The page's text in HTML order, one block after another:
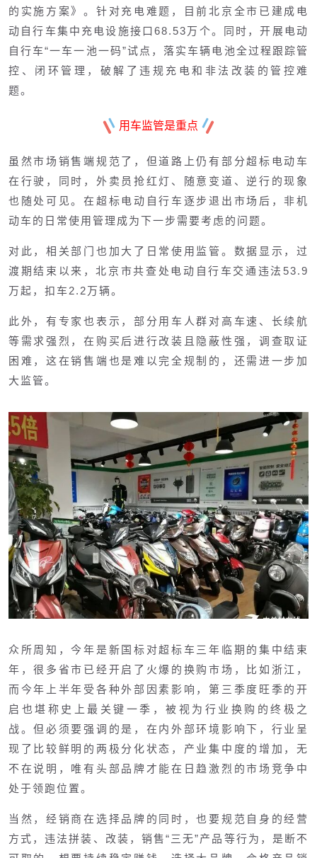
的实施方案》。针对充电难题，目前北京全市已建成电
动自行车集中充电设施接口68.53万个。同时，开展电动
自行车“一车一池一码”试点，落实车辆电池全过程跟踪管
控、闭环管理，破解了违规充电和非法改装的管控难
题。
用车监管是重点
虽然市场销售端规范了，但道路上仍有部分超标电动车
在行驶，同时，外卖员抢红灯、随意变道、逆行的现象
也随处可见。在超标电动自行车逐步退出市场后，非机
动车的日常使用管理成为下一步需要考虑的问题。
对此，相关部门也加大了日常使用监管。数据显示，过
渡期结束以来，北京市共查处电动自行车交通违法53.9
万起，扣车2.2万辆。
此外，有专家也表示，部分用车人群对高车速、长续航
等需求强烈，在购买后进行改装且隐蔽性强，调查取证
困难，这在销售端也是难以完全规制的，还需进一步加
大监管。
众所周知，今年是新国标对超标车三年临期的集中结束
年，很多省市已经开启了火爆的换购市场，比如浙江，
而今年上半年受各种外部因素影响，第三季度旺季的开
启也堪称史上最关键一季，被视为行业换购的终极之
战。但必须要强调的是，在内外部环境影响下，行业呈
现了比较鲜明的两极分化状态，产业集中度的增加，无
不在说明，唯有头部品牌才能在日趋激烈的市场竞争中
处于领跑位置。
当然，经销商在选择品牌的同时，也要规范自身的经营
方式，违法拼装、改装，销售“三无”产品等行为，是断不